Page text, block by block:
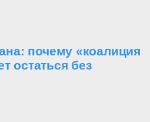
почему «коалиция
остаться без